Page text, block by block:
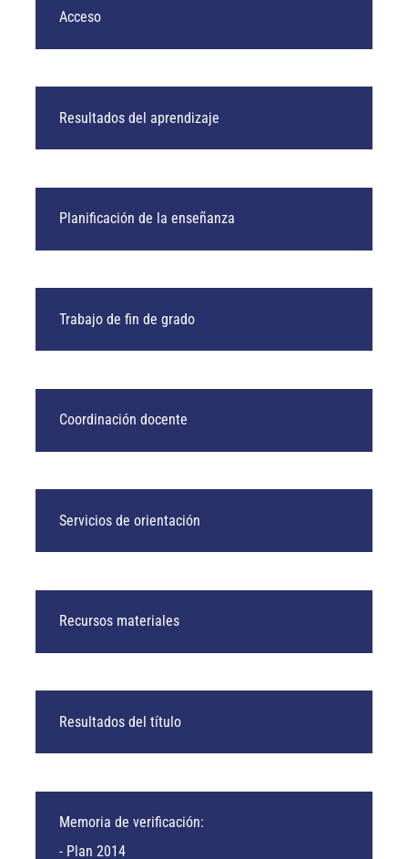
Acceso
Resultados del aprendizaje
Planificación de la enseñanza
Trabajo de fin de grado
Coordinación docente
Servicios de orientación
Recursos materiales
Resultados del título
Memoria de verificación:
- Plan 2014